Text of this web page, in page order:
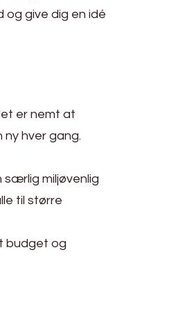
og give dig en idé
er nemt at
hver gang.
særlig miljøvenlig
til større
budget og